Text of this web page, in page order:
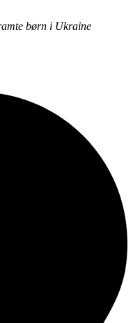
børn i Ukraine